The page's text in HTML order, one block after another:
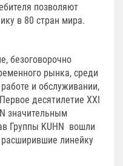
позволяют
в 80 стран мира.
безоговорочно
рынка, среди
и обслуживании,
десятилетие XXI
значительным
Группы KUHN вошли
линейку